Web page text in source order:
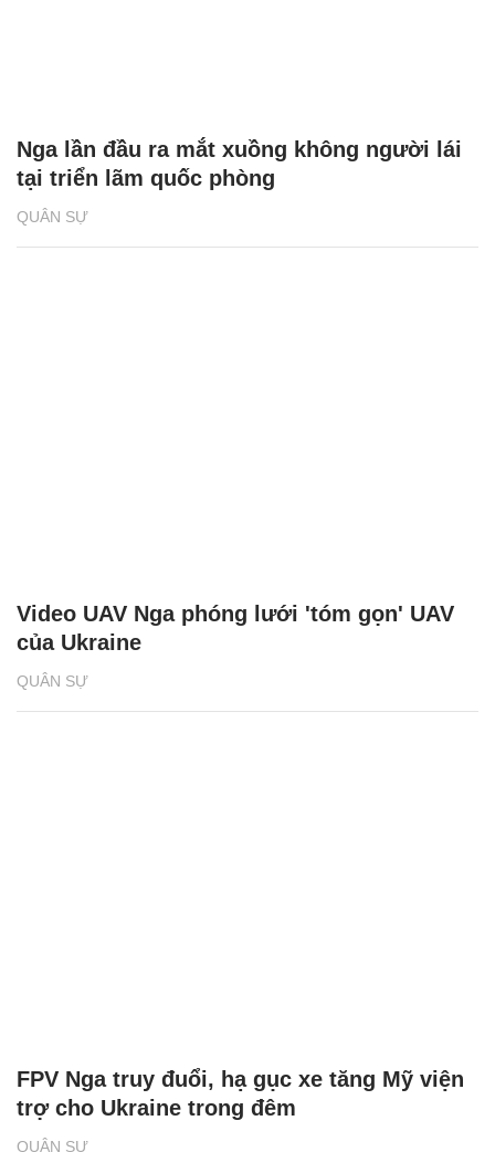
QUÂN SỰ
Nga lần đầu ra mắt xuồng không người lái
tại triển lãm quốc phòng
QUÂN SỰ
Video UAV Nga phóng lưới 'tóm gọn' UAV
của Ukraine
QUÂN SỰ
FPV Nga truy đuổi, hạ gục xe tăng Mỹ viện
trợ cho Ukraine trong đêm